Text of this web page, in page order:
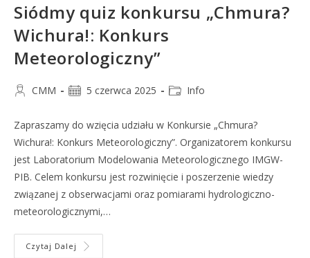
Siódmy quiz konkursu „Chmura?
Wichura!: Konkurs
Meteorologiczny”
CMM 5 czerwca 2025 Info
Zapraszamy do wzięcia udziału w Konkursie „Chmura?
Wichura!: Konkurs Meteorologiczny”. Organizatorem konkursu
jest Laboratorium Modelowania Meteorologicznego IMGW-
PIB. Celem konkursu jest rozwinięcie i poszerzenie wiedzy
związanej z obserwacjami oraz pomiarami hydrologiczno-
meteorologicznymi,…
Czytaj Dalej